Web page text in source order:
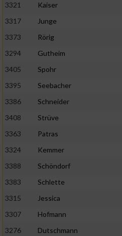
3321
Kaiser
3317
Junge
3373
Rörig
3294
Gutheim
3405
Spohr
3395
Seebacher
3386
Schneider
3408
Strüve
3363
Patras
3324
Kemmer
3388
Schöndorf
3383
Schlette
3315
Jessica
3307
Hofmann
3276
Dutschmann